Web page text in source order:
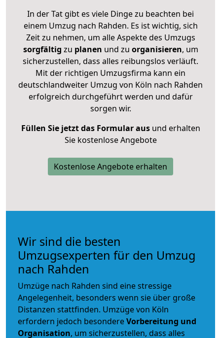
In der Tat gibt es viele Dinge zu beachten bei
einem Umzug nach Rahden. Es ist wichtig, sich
Zeit zu nehmen, um alle Aspekte des Umzugs
sorgfältig zu planen und zu organisieren, um
sicherzustellen, dass alles reibungslos verläuft.
Mit der richtigen Umzugsfirma kann ein
deutschlandweiter Umzug von Köln nach Rahden
erfolgreich durchgeführt werden und dafür
sorgen wir.
Füllen Sie jetzt das Formular ausund erhalten
Sie kostenlose Angebote
Kostenlose Angebote erhalten
Wir sind die besten
Umzugsexperten für den Umzug
nach Rahden
Umzüge nach Rahden sind eine stressige
Angelegenheit, besonders wenn sie über große
Distanzen stattfinden. Umzüge von Köln
erfordern jedoch besondereVorbereitung und
Organisation, um sicherzustellen, dass alles